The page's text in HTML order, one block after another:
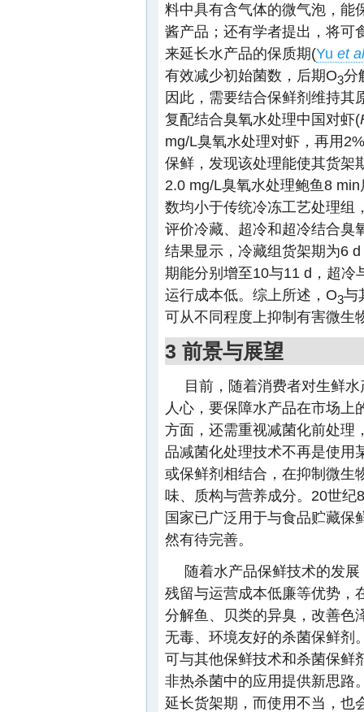
料中具有含气体的微气泡，能
酱产品；还有学者提出，将可
来延长水产品的保质期(Yu et al
有效减少初始菌数，后期O3分
因此，需要结合保鲜剂维持其
复配结合臭氧水处理中国对虾(
mg/L臭氧水处理对虾，再用
保鲜，发现该处理能使其货架
2.0 mg/L臭氧水处理鲍鱼8
数均小于传统冷冻工艺处理组
评价冷藏、超冷和超冷结合臭
结果显示，冷藏组货架期为6
期能分别增至10与11 d，超冷
运行成本低。综上所述，O3与
可从不同程度上抑制有害微生
3 前景与展望
目前，随着消费者对生鲜
人心，要保障水产品在市场
方面，还需重视减菌化前处理
品减菌化处理技术不再是使用
或保鲜剂相结合，在抑制微生
味、质构与营养成分。20世纪
国家已广泛用于与食品贮藏保
然有待完善。
随着水产品保鲜技术的发
残留与运营成本低廉等优势，
分解鱼、贝类的异臭，改善色
无毒、环境友好的杀菌保鲜剂
可与其他保鲜技术和杀菌保鲜
非热杀菌中的应用提供新思路
延长货架期，而使用不当，也